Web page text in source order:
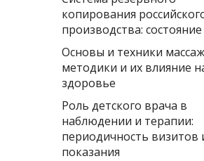
копирования
производства:
Основы и техники
методики и их влияние
здоровье
Роль детского врача в
наблюдении и терапии:
периодичность визитов
показания